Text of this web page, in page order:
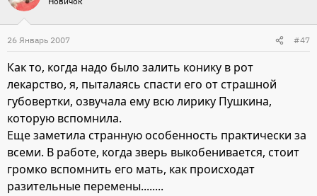
26 Январь 2007 #47
Как то, когда надо было залить конику в рот
лекарство, я, пыталаясь спасти его от страшной
губовертки, озвучала ему всю лирику Пушкина,
которую вспомнила.
Еще заметила странную особенность практически за
всеми. В работе, когда зверь выкобенивается, стоит
громко вспомнить его мать, как происходат
разительные перемены........